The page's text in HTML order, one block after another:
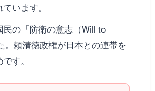
います。
の「防衛の意志（Will to
。頼清徳政権が日本との連帯を
す。